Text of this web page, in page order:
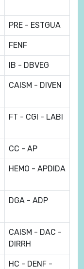
PRE - ESTGUA
FENF
IB - DBVEG
CAISM - DIVEN
FT - CGI - LABI
CC - AP
HEMO - APDIDA
DGA - ADP
CAISM - DAC -
DIRRH
HC - DENF -